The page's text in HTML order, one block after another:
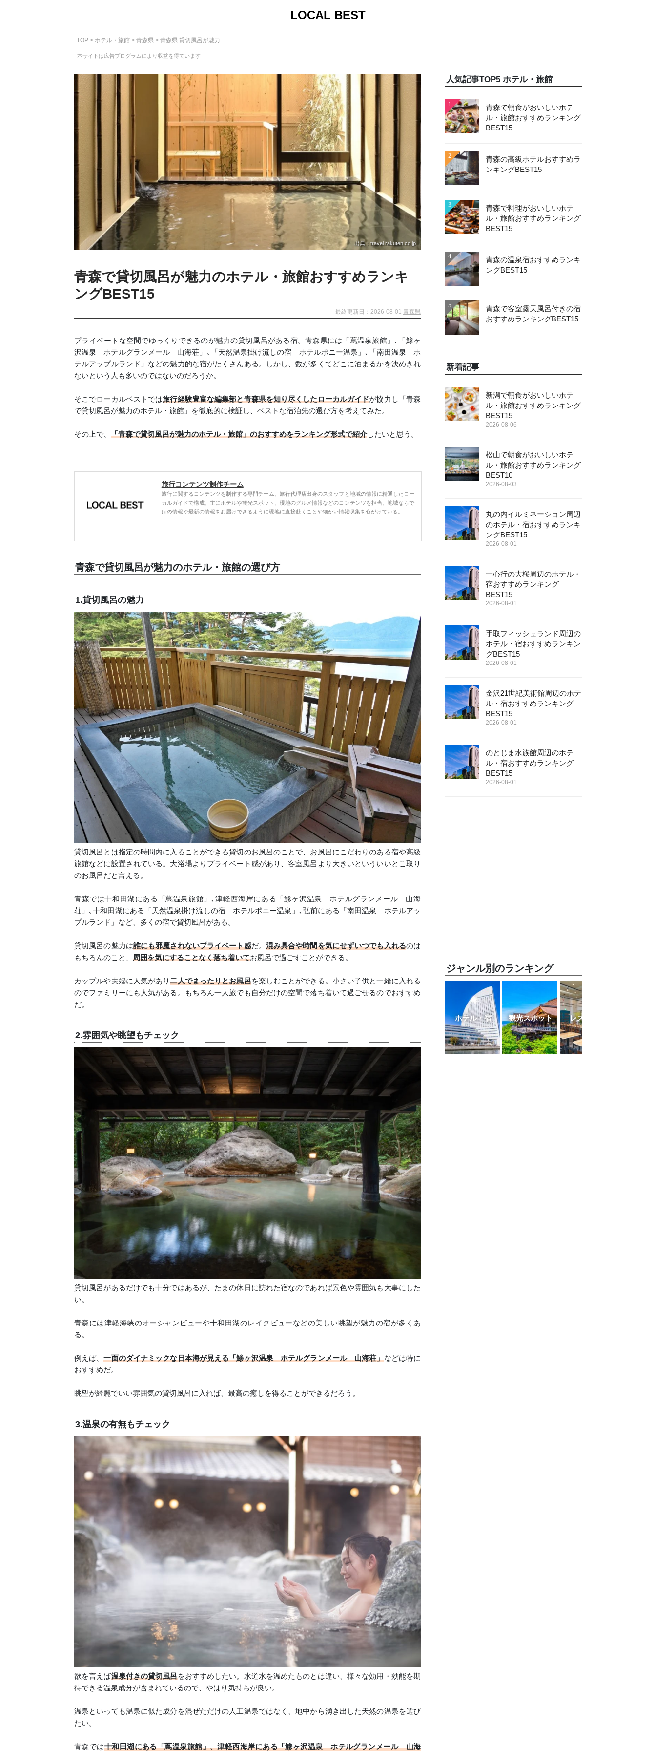
LOCAL BEST
TOP ホテル・旅館 青森県 青森県 貸切風呂が魅力
本サイトは広告プログラムにより収益を得ています
出典：travel.rakuten.co.jp
青森で貸切風呂が魅力のホテル・旅館おすすめランキ
ングBEST15
最終更新日：2026-08-01 青森県
プライベートな空間でゆっくりできるのが魅力の貸切風呂がある宿。青森県には「蔦温泉旅館」､「鯵ヶ
沢温泉 ホテルグランメール 山海荘」､「天然温泉掛け流しの宿 ホテルポニー温泉」､「南田温泉 ホ
テルアップルランド」などの魅力的な宿がたくさんある。しかし、数が多くてどこに泊まるかを決めきれ
ないという人も多いのではないのだろうか。
そこでローカルベストでは旅行経験豊富な編集部と青森県を知り尽くしたローカルガイドが協力し「青森
で貸切風呂が魅力のホテル・旅館」を徹底的に検証し、ベストな宿泊先の選び方を考えてみた。
その上で、 「青森で貸切風呂が魅力のホテル・旅館」のおすすめをランキング形式で紹介したいと思う。
旅行コンテンツ制作チーム
旅行に関するコンテンツを制作する専門チーム。旅行代理店出身のスタッフと地域の情報に精通したロー
カルガイドで構成。主にホテルや観光スポット、現地のグルメ情報などのコンテンツを担当。地域ならで
はの情報や最新の情報をお届けできるように現地に直接赴くことや細かい情報収集を心がけている。
青森で貸切風呂が魅力のホテル・旅館の選び方
1.貸切風呂の魅力
貸切風呂とは指定の時間内に入ることができる貸切のお風呂のことで、お風呂にこだわりのある宿や高級
旅館などに設置されている。大浴場よりプライベート感があり、客室風呂より大きいといういいとこ取り
のお風呂だと言える。
青森では十和田湖にある「蔦温泉旅館」､津軽西海岸にある「鯵ヶ沢温泉 ホテルグランメール 山海
荘」､十和田湖にある「天然温泉掛け流しの宿 ホテルポニー温泉」､弘前にある「南田温泉 ホテルアッ
プルランド」など、多くの宿で貸切風呂がある。
貸切風呂の魅力は誰にも邪魔されないプライベート感だ。 混み具合や時間を気にせずいつでも入れるのは
もちろんのこと、 周囲を気にすることなく落ち着いてお風呂で過ごすことができる。
カップルや夫婦に人気があり二人でまったりとお風呂を楽しむことができる。小さい子供と一緒に入れる
のでファミリーにも人気がある。もちろん一人旅でも自分だけの空間で落ち着いて過ごせるのでおすすめ
だ。
2.雰囲気や眺望もチェック
貸切風呂があるだけでも十分ではあるが、たまの休日に訪れた宿なのであれば景色や雰囲気も大事にした
い。
青森には津軽海峡のオーシャンビューや十和田湖のレイクビューなどの美しい眺望が魅力の宿が多くあ
る。
例えば、一面のダイナミックな日本海が見える「鯵ヶ沢温泉 ホテルグランメール 山海荘」などは特に
おすすめだ。
眺望が綺麗でいい雰囲気の貸切風呂に入れば、最高の癒しを得ることができるだろう。
3.温泉の有無もチェック
欲を言えば温泉付きの貸切風呂をおすすめしたい。水道水を温めたものとは違い、様々な効用・効能を期
待できる温泉成分が含まれているので、やはり気持ちが良い。
温泉といっても温泉に似た成分を混ぜただけの人工温泉ではなく、地中から湧き出した天然の温泉を選び
たい。
青森では十和田湖にある「蔦温泉旅館」、津軽西海岸にある「鯵ヶ沢温泉 ホテルグランメール 山海
人気記事TOP5 ホテル・旅館
1
青森で朝食がおいしいホテ
ル・旅館おすすめランキング
BEST15
2
青森の高級ホテルおすすめラ
ンキングBEST15
3
青森で料理がおいしいホテ
ル・旅館おすすめランキング
BEST15
4
青森の温泉宿おすすめランキ
ングBEST15
5
青森で客室露天風呂付きの宿
おすすめランキングBEST15
新着記事
新潟で朝食がおいしいホテ
ル・旅館おすすめランキング
BEST15
2026-08-06
松山で朝食がおいしいホテ
ル・旅館おすすめランキング
BEST10
2026-08-03
丸の内イルミネーション周辺
のホテル・宿おすすめランキ
ングBEST15
2026-08-01
一心行の大桜周辺のホテル・
宿おすすめランキング
BEST15
2026-08-01
手取フィッシュランド周辺の
ホテル・宿おすすめランキン
グBEST15
2026-08-01
金沢21世紀美術館周辺のホテ
ル・宿おすすめランキング
BEST15
2026-08-01
のとじま水族館周辺のホテ
ル・宿おすすめランキング
BEST15
2026-08-01
ジャンル別のランキング
ホテル・宿 観光スポット レストラン